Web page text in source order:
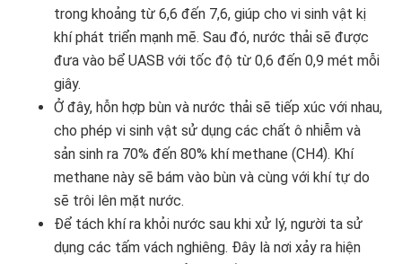
trong khoảng từ 6,6 đến 7,6, giúp cho vi sinh vật kị
khí phát triển mạnh mẽ. Sau đó, nước thải sẽ được
đưa vào bể UASB với tốc độ từ 0,6 đến 0,9 mét mỗi
giây.
Ở đây, hỗn hợp bùn và nước thải sẽ tiếp xúc với nhau,
cho phép vi sinh vật sử dụng các chất ô nhiễm và
sản sinh ra 70% đến 80% khí methane (CH4). Khí
methane này sẽ bám vào bùn và cùng với khí tự do
sẽ trôi lên mặt nước.
Để tách khí ra khỏi nước sau khi xử lý, người ta sử
dụng các tấm vách nghiêng. Đây là nơi xảy ra hiện